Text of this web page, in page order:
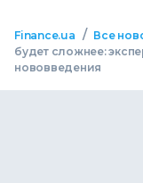
Finance.ua / Все
будет сложнее:
нововведения